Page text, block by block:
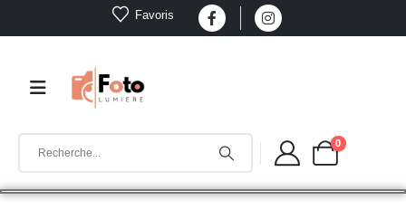
Favoris
0